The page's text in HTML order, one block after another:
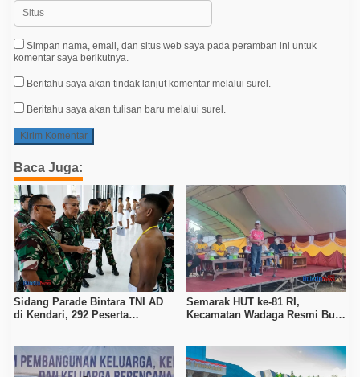
Simpan nama, email, dan situs web saya pada peramban ini untuk
komentar saya berikutnya.
Beritahu saya akan tindak lanjut komentar melalui surel.
Beritahu saya akan tulisan baru melalui surel.
Baca Juga:
Sidang Parade Bintara TNI AD
di Kendari, 292 Peserta
Semarak HUT ke-81 RI,
Kecamatan Wadaga Resmi Buka